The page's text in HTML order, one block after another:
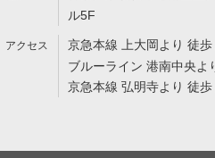
ル5F
京急本線 上大岡より 徒
ブルーライン 港南中央よ
京急本線 弘明寺より 徒